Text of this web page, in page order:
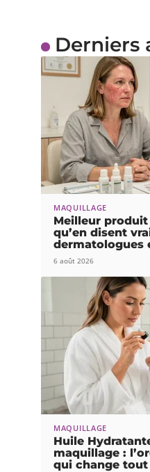
Derniers
MAQUILLAGE
Meilleur
qu’en disent
dermatologues
6 août 2026
MAQUILLAGE
Huile
maquillage :
qui change tout